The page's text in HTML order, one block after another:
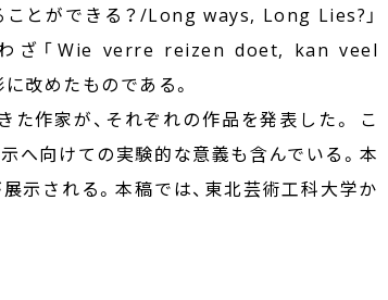
とができる？/Long ways, Long Lies?」
ざ「Wie verre reizen doet, kan veel
改めたものである。
作家が、それぞれの作品を発表した。 こ
へ向けての実験的な意義も含んでいる。本
示される。本稿では、東北芸術工科大学か